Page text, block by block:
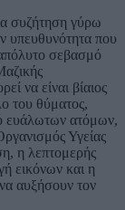
συζήτηση γύρω
υπευθυνότητα που
σεβασμό
να είναι βίαιος
του θύματος,
ευάλωτων ατόμων,
Υγείας
η λεπτομερής
εικόνων και η
αυξήσουν τον